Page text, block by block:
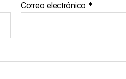
Correo electrónico *